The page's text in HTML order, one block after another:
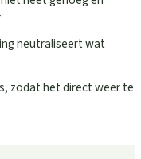
neutraliseert wat
zodat het direct weer te